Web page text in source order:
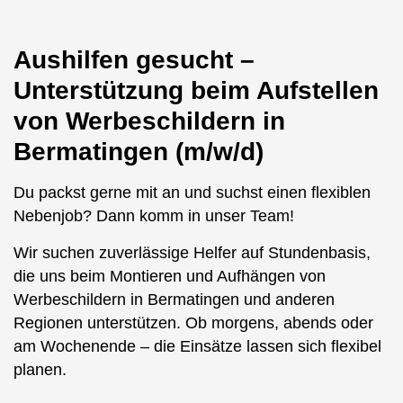
Aushilfen gesucht –
Unterstützung beim Aufstellen
von Werbeschildern in
Bermatingen (m/w/d)
Du packst gerne mit an und suchst einen flexiblen
Nebenjob? Dann komm in unser Team!
Wir suchen zuverlässige Helfer auf Stundenbasis,
die uns beim Montieren und Aufhängen von
Werbeschildern in Bermatingen und anderen
Regionen unterstützen. Ob morgens, abends oder
am Wochenende – die Einsätze lassen sich flexibel
planen.